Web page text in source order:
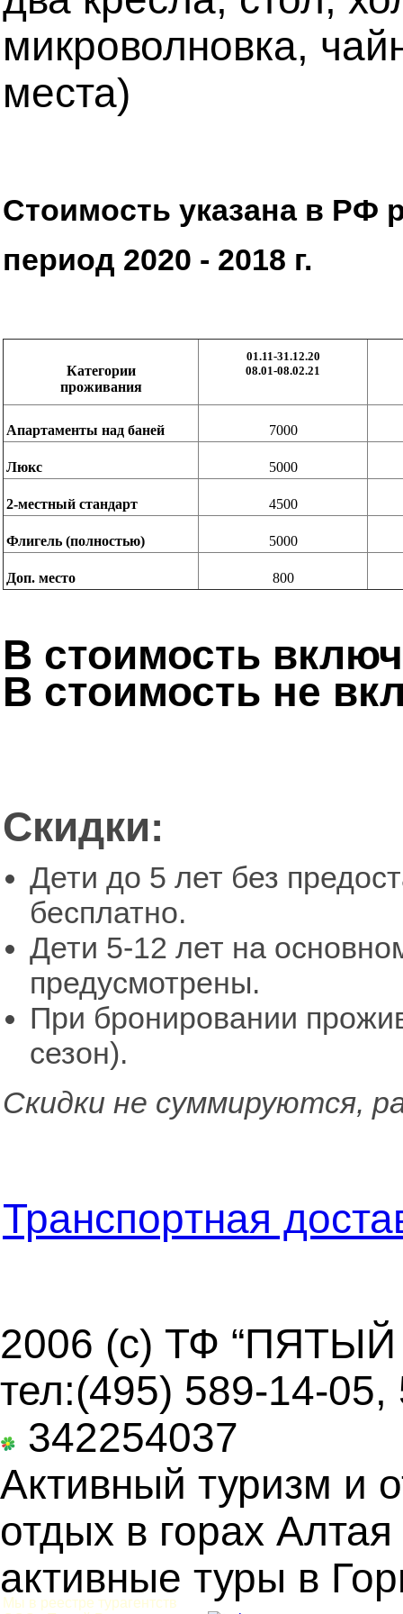
микроволновка,
места)
Стоимость указана в РФ
период 2020 - 2018 г.
Категории
проживания
01.11-31.12.20
08.01-08.02.21
Апартаменты над баней 7000
Люкс 5000
2-местный стандарт 4500
Флигель (полностью) 5000
Доп. место 800
В стоимость
В стоимость не
Скидки:
Дети до 5 лет без
бесплатно.
Дети 5-12 лет на
предусмотрены.
При бронировании
сезон).
Скидки не суммируются,
Транспоpтная
2006 (c) ТФ “ПЯТЫЙ
тел:(495) 589-14-05,
342254037
Активный туризм и
отдых в горах
активные туры в
Мы в реестре турагентств